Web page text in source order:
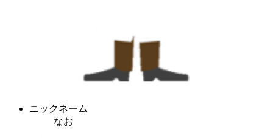
ニックネーム
なお